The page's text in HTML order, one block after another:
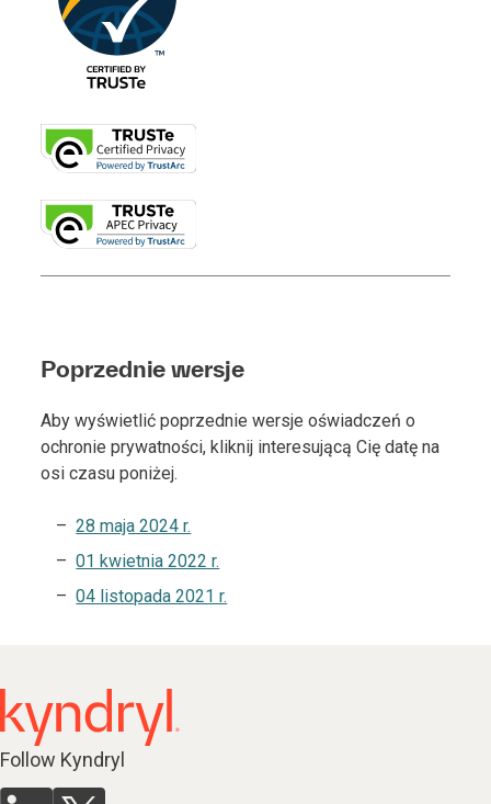
Poprzednie wersje
Aby wyświetlić poprzednie wersje oświadczeń o
ochronie prywatności, kliknij interesującą Cię datę na
osi czasu poniżej.
28 maja 2024 r.
01 kwietnia 2022 r.
04 listopada 2021 r.
Follow Kyndryl